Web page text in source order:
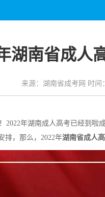
湖南省成人
来源：湖南省成考网 时间
年湖南成人高考已经到啦
排，那么，2022年湖南省成人